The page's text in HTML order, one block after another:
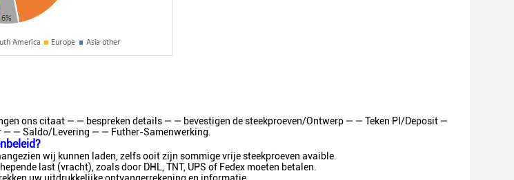
ons citaat — — bespreken details — — bevestigen de steekproeven/Ontwerp — — Teken PI/Deposit —
— — Saldo/Levering — — Futher-Samenwerking.
wij kunnen laden, zelfs ooit zijn sommige vrije steekproeven avaible.
last (vracht), zoals door DHL, TNT, UPS of Fedex moeten betalen.